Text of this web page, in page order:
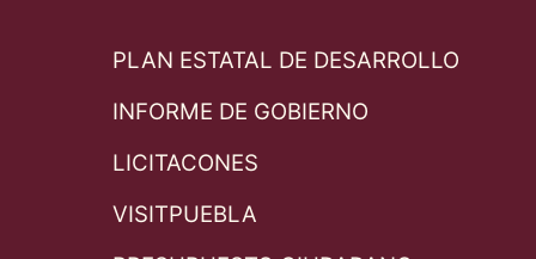
PLAN ESTATAL DE DESARROLLO
INFORME DE GOBIERNO
LICITACONES
VISITPUEBLA